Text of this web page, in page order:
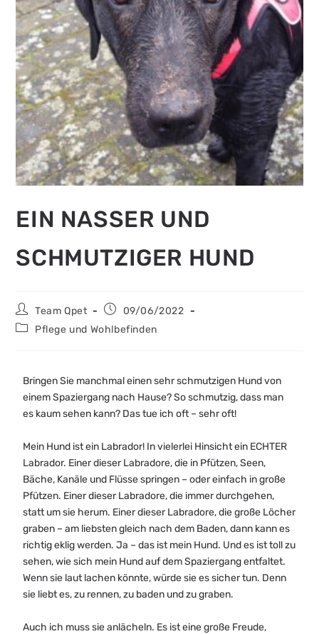
EIN NASSER UND
SCHMUTZIGER HUND
Team Qpet
09/06/2022
Pflege und Wohlbefinden
Bringen Sie manchmal einen sehr schmutzigen Hund von
einem Spaziergang nach Hause? So schmutzig, dass man
es kaum sehen kann? Das tue ich oft – sehr oft!
Mein Hund ist ein Labrador! In vielerlei Hinsicht ein ECHTER
Labrador. Einer dieser Labradore, die in Pfützen, Seen,
Bäche, Kanäle und Flüsse springen – oder einfach in große
Pfützen. Einer dieser Labradore, die immer durchgehen,
statt um sie herum. Einer dieser Labradore, die große Löcher
graben – am liebsten gleich nach dem Baden, dann kann es
richtig eklig werden. Ja – das ist mein Hund. Und es ist toll zu
sehen, wie sich mein Hund auf dem Spaziergang entfaltet.
Wenn sie laut lachen könnte, würde sie es sicher tun. Denn
sie liebt es, zu rennen, zu baden und zu graben.
Auch ich muss sie anlächeln. Es ist eine große Freude,